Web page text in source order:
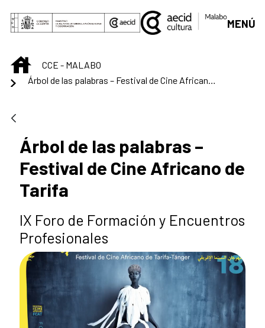
Saltar al contenido principal
MENÚ
INICIOCCE - MALABO
Árbol de las palabras – Festival de Cine Africano de Tarifa
Árbol de las palabras –
Festival de Cine Africano de
Tarifa
IX Foro de Formación y Encuentros
Profesionales